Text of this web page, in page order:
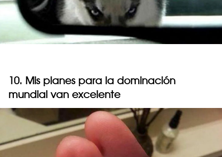
10. Mis planes para la dominación
mundial van excelente